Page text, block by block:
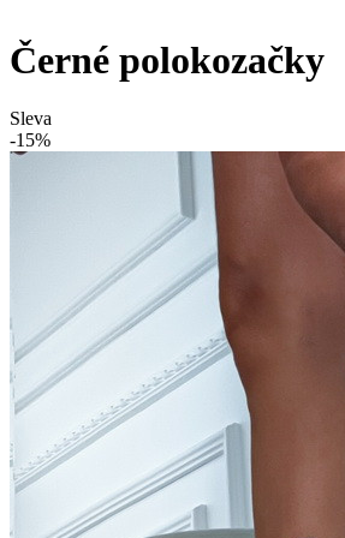
Černé polokozačky
Sleva
-15%